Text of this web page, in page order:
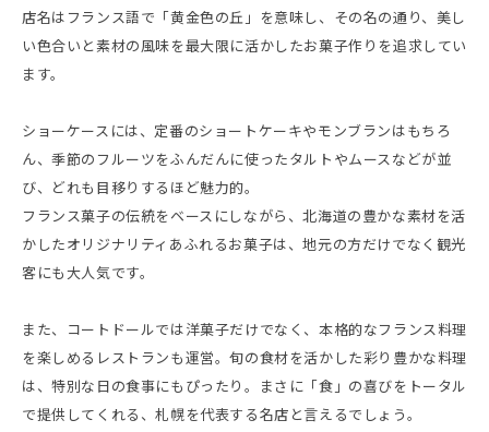
店名はフランス語で「黄金色の丘」を意味し、その名の通り、美し
い色合いと素材の風味を最大限に活かしたお菓子作りを追求してい
ます。
ショーケースには、定番のショートケーキやモンブランはもちろ
ん、季節のフルーツをふんだんに使ったタルトやムースなどが並
び、どれも目移りするほど魅力的。
フランス菓子の伝統をベースにしながら、北海道の豊かな素材を活
かしたオリジナリティあふれるお菓子は、地元の方だけでなく観光
客にも大人気です。
また、コートドールでは洋菓子だけでなく、本格的なフランス料理
を楽しめるレストランも運営。旬の食材を活かした彩り豊かな料理
は、特別な日の食事にもぴったり。まさに「食」の喜びをトータル
で提供してくれる、札幌を代表する名店と言えるでしょう。